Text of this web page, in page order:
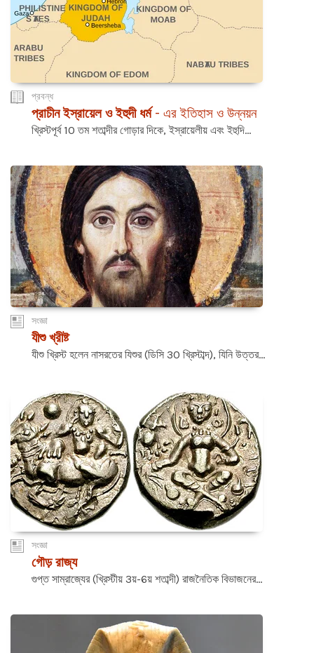
প্রবন্ধ
প্রাচীন ইস্রায়েল ও ইহুদী ধর্ম- এর ইতিহাস ও উন্নয়ন
খ্রিস্টপূর্ব 10 তম শতাব্দীর গোড়ার দিকে, ইস্রায়েলীয় এবং ইহুদি...
সংজ্ঞা
যীশু খ্রীষ্ট
যীশু খ্রিস্ট হলেন নাসরতের যিশুর (ডিসি 30 খ্রিস্টাব্দ), যিনি উত্তর...
সংজ্ঞা
গৌড় রাজ্য
গুপ্ত সাম্রাজ্যের (খ্রিস্টীয় 3য়-6য় শতাব্দী) রাজনৈতিক বিভাজনের...